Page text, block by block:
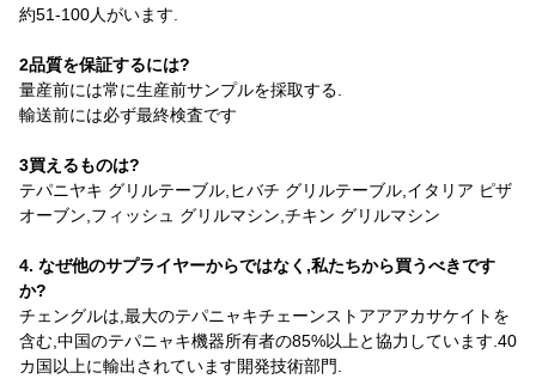
約51-100人がいます.
2品質を保証するには?
量産前には常に生産前サンプルを採取する.
輸送前には必ず最終検査です
3買えるものは?
テパニヤキ グリルテーブル,ヒバチ グリルテーブル,イタリア ピザ
オーブン,フィッシュ グリルマシン,チキン グリルマシン
4. なぜ他のサプライヤーからではなく,私たちから買うべきです
か?
チェングルは,最大のテパニャキチェーンストアアアカサケイトを
含む,中国のテパニャキ機器所有者の85%以上と協力しています.40
カ国以上に輸出されています開発技術部門.